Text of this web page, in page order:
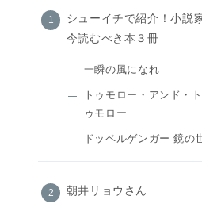
シューイチで紹介！小説
今読むべき本３冊
一瞬の風になれ
トゥモロー・アンド・
ゥモロー
ドッペルゲンガー 鏡の
朝井リョウさん